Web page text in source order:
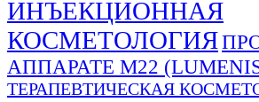
ИНЪЕКЦИОННАЯ
КОСМЕТОЛОГИЯ
АППАРАТЕ М22
ТЕРАПЕВТИЧЕСКАЯ